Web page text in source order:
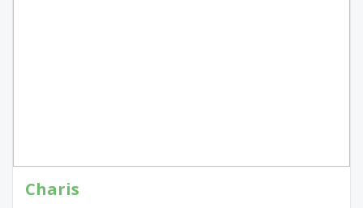
Charis